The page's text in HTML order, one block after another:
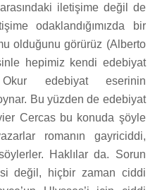
iletişime değil de
odaklandığımızda bir
olduğunu görürüz (Alberto
hepimiz kendi edebiyat
edebiyat eserinin
Bu yüzden de edebiyat
Cercas bu konuda şöyle
romanın gayriciddi,
Haklılar da. Sorun
değil, hiçbir zaman ciddi